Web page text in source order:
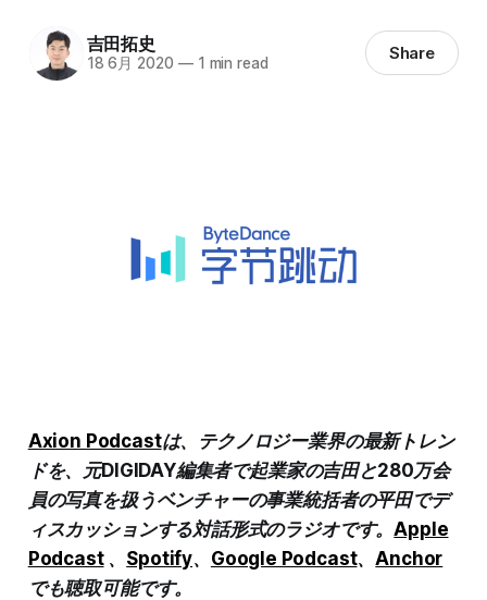
吉田拓史
18 6月 2020 —1 min read Share
Axion Podcastは、テクノロジー業界の最新トレン
ドを、元DIGIDAY編集者で起業家の吉田と280万会
員の写真を扱うベンチャーの事業統括者の平田でデ
ィスカッションする対話形式のラジオです。Apple
Podcast、 Spotify、 Google Podcast、Anchor
でも聴取可能です。